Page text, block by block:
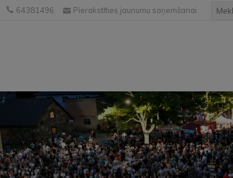
64381496 Pierakstīties jaunumu saņemšanai